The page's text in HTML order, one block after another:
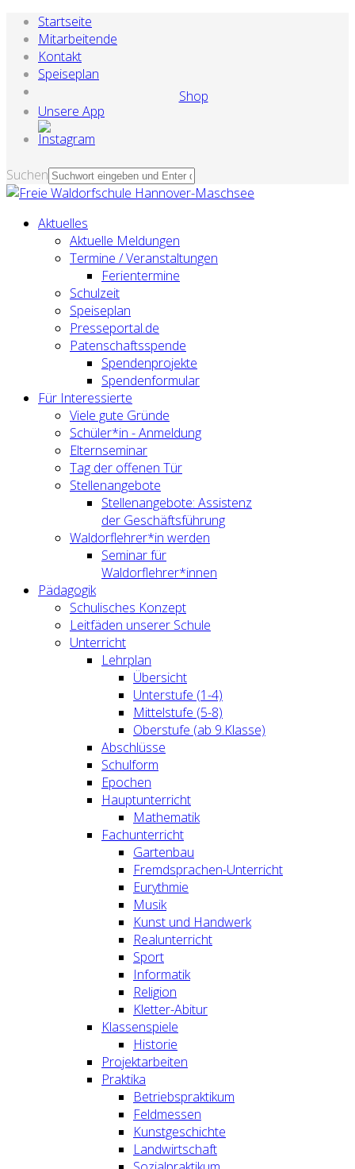
Startseite
Mitarbeitende
Kontakt
Speiseplan
Shop
Unsere App
Suchen
Aktuelles
Aktuelle Meldungen
Termine / Veranstaltungen
Ferientermine
Schulzeit
Speiseplan
Presseportal.de
Patenschaftsspende
Spendenprojekte
Spendenformular
Für Interessierte
Viele gute Gründe
Schüler*in - Anmeldung
Elternseminar
Tag der offenen Tür
Stellenangebote
Stellenangebote: Assistenz
der Geschäftsführung
Waldorflehrer*in werden
Seminar für
Waldorflehrer*innen
Pädagogik
Schulisches Konzept
Leitfäden unserer Schule
Unterricht
Lehrplan
Übersicht
Unterstufe (1-4)
Mittelstufe (5-8)
Oberstufe (ab 9.Klasse)
Abschlüsse
Schulform
Epochen
Hauptunterricht
Mathematik
Fachunterricht
Gartenbau
Fremdsprachen-Unterricht
Eurythmie
Musik
Kunst und Handwerk
Realunterricht
Sport
Informatik
Religion
Kletter-Abitur
Klassenspiele
Historie
Projektarbeiten
Praktika
Betriebspraktikum
Feldmessen
Kunstgeschichte
Landwirtschaft